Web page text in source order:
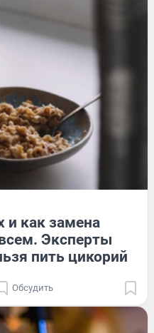
как замена
Эксперты
пить цикорий
Обсудить